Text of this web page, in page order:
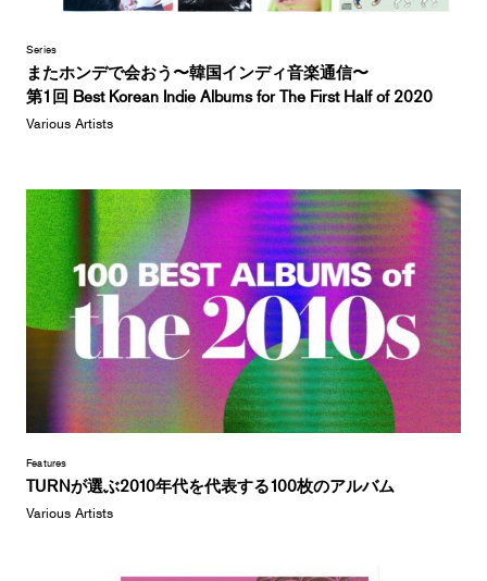
Series
またホンデで会おう〜韓国インディ音楽通信〜
第1回 Best Korean Indie Albums for The First Half of 2020
Various Artists
Features
TURNが選ぶ2010年代を代表する100枚のアルバム
Various Artists